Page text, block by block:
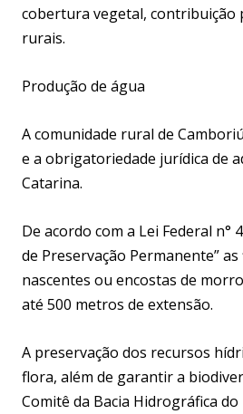
cobertura vegetal, contribuição
rurais.
Produção de água
A comunidade rural de
e a obrigatoriedade jurídica de
Catarina.
De acordo com a Lei Federal n°
de Preservação Permanente”
nascentes ou encostas de
até 500 metros de extensão.
A preservação dos recursos
flora, além de garantir a
Comitê da Bacia Hidrográfica